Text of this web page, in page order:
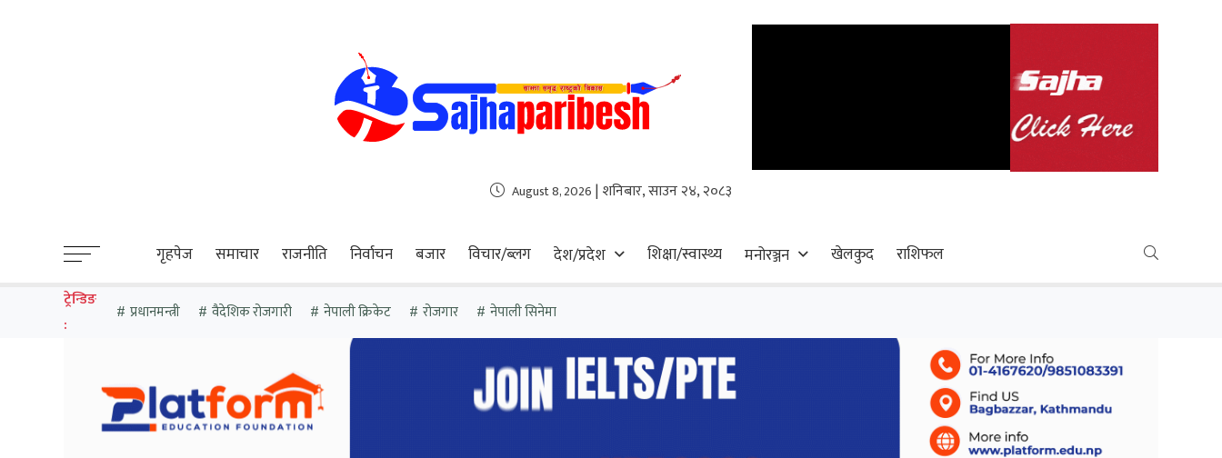
August 8, 2026 | शनिबार, साउन २४, २०८३
गृहपेज समाचार राजनीति निर्वाचन बजार विचार/ब्लग देश/प्रदेश शिक्षा/स्वास्थ्य मनोरञ्जन खेलकुद राशिफल
ट्रेन्डिङ
:
प्रधानमन्त्री वैदेशिक रोजगारी नेपाली क्रिकेट रोजगार नेपाली सिनेमा